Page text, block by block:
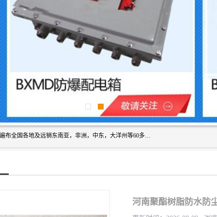
浙创防爆公司产品得到了 国内外广大用户的青眯，销售网络遍布全国各地及远销东南亚，非洲，中东，大洋州等60多个国家和地区，并初步建立起以中国大陆为总部的全球营销体系。 专业生产：防爆电气，BXMD系列防爆照明动力配电箱，BJX防爆接线箱，BKX防爆控制箱，防爆检修电源箱，防爆开关箱，不锈钢防爆箱，201/304/316不锈钢防爆配电箱系列， 防爆防腐系列，防爆防腐操作柱，防爆防腐控制箱 浙创防爆
河南聚酯树脂防水防